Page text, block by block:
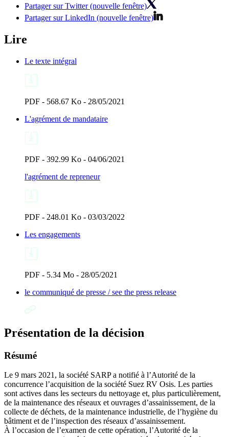
Partager sur Twitter (nouvelle fenêtre)
Partager sur LinkedIn (nouvelle fenêtre)
Lire
Le texte intégral
PDF - 568.67 Ko - 28/05/2021
L'agrément de mandataire
PDF - 392.99 Ko - 04/06/2021
l'agrément de repreneur
PDF - 248.01 Ko - 03/03/2022
Les engagements
PDF - 5.34 Mo - 28/05/2021
le communiqué de presse / see the press release
Présentation de la décision
Résumé
Le 9 mars 2021, la société SARP a notifié à l’Autorité de la
concurrence l’acquisition de la société Suez RV Osis. Les parties
sont actives dans les secteurs du nettoyage et, plus particulièrement,
de la maintenance des réseaux et ouvrages d’assainissement, de la
collecte de déchets, de la maintenance industrielle, de l’hygiène du
bâtiment et de l’inspection des réseaux d’assainissement.
À l’occasion de l’examen de cette opération, l’Autorité de la